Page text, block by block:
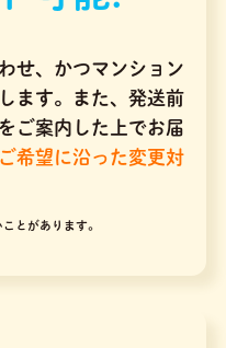
せ、かつマンション
ます。また、発送前
ご案内した上でお届
希望に沿った変更対
とがあります。